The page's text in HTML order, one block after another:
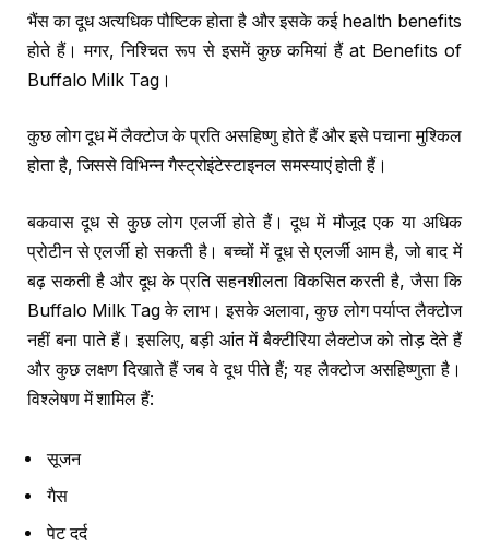
भैंस का दूध अत्यधिक पौष्टिक होता है और इसके कई health benefits
होते हैं। मगर, निश्चित रूप से इसमें कुछ कमियां हैं at Benefits of
Buffalo Milk Tag।
कुछ लोग दूध में लैक्टोज के प्रति असहिष्णु होते हैं और इसे पचाना मुश्किल
होता है, जिससे विभिन्न गैस्ट्रोइंटेस्टाइनल समस्याएं होती हैं।
बकवास दूध से कुछ लोग एलर्जी होते हैं। दूध में मौजूद एक या अधिक
प्रोटीन से एलर्जी हो सकती है। बच्चों में दूध से एलर्जी आम है, जो बाद में
बढ़ सकती है और दूध के प्रति सहनशीलता विकसित करती है, जैसा कि
Buffalo Milk Tag के लाभ। इसके अलावा, कुछ लोग पर्याप्त लैक्टोज
नहीं बना पाते हैं। इसलिए, बड़ी आंत में बैक्टीरिया लैक्टोज को तोड़ देते हैं
और कुछ लक्षण दिखाते हैं जब वे दूध पीते हैं; यह लैक्टोज असहिष्णुता है।
विश्लेषण में शामिल हैं:
सूजन
गैस
पेट दर्द